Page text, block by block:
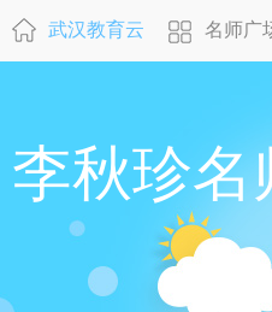
武汉教育云 名师广
李秋珍名